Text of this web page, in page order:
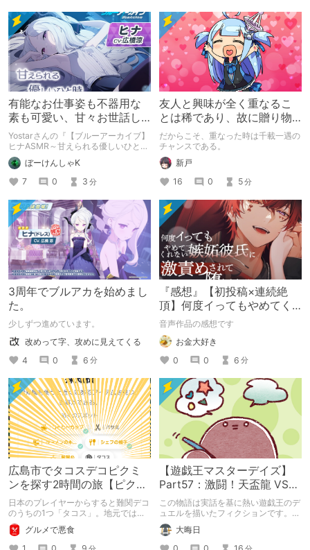
有能なお仕事姿も不器用な
素も可愛い、甘々お世話し
合いっこ
Yostarさんの『【ブルーアーカイブ】
ヒナASMR～甘えられる優しいひと時
～』をレビューしました。
ぼーけんしゃK
7
0 3 分
友人と興味が全く重なるこ
とは稀であり、故に贈り物
は難しい。
だからこそ、重なった時は千載一遇の
チャンスである。
新戸
16
0 5分
3周年でブルアカを始めまし
た。
少しずつ進めています。
改めって字、攻めに見えてくる
4
0 6 分
『感想』【初投稿×連続絶
頂】何度イってもやめてく
れない嫉妬彼氏に激責めさ
れて堕とされる。
音声作品の感想です
お金大好き
0
0 6 分
広島市でタコスデコピクミ
ンを探す2時間の旅【ピクミ
ンブルーム / Pikmin
Bloom】
日本のプレイヤーからすると難関デコ
のうちの1つ「タコス」。地元では見
つけられなかった男が広島で探す旅を
お送りします。ねくすと5月のテーマ
「お出かけの記録」。
グルメで悪食
【遊戯王マスターデイズ】
Part57：激闘！天盃龍 VS
千年D【架空デュエル】
この物語は実話を基に熱い遊戯王のデ
ュエルを描いたフィクションです。
（自分用メモ：2025-05-14）
大晦日